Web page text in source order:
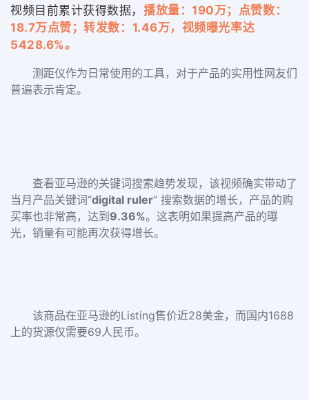
视频目前累计获得数据， 播放量：190万；点赞数：
18.7万点赞；转发数：1.46万，视频曝光率达
5428.6%。
测距仪作为日常使用的工具， 对于产品的实用性网友们
普遍表示肯定。
查看亚马逊的关键词搜索趋势发现，该视频确实带动了
当月产品关键词“digital ruler” 搜索数据的增长，产品的购
买率也非常高，达到 9.36%。这表明如果提高产品的曝
光，销量有可能再次获得增长。
该商品在亚马逊的Listing售价近28美金，而国内1688
上的货源仅需要69人民币。